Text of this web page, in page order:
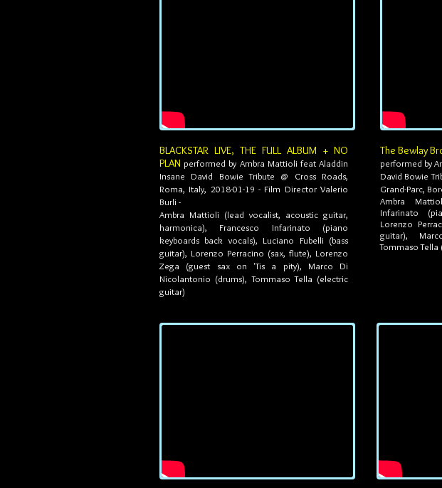
BLACKSTAR LIVE, THE FULL ALBUM + NO
PLAN performed by Ambra Mattioli feat Aladdin
Insane David Bowie Tribute @ Cross Roads,
Roma, Italy, 2018-01-19 - Film Director Valerio
Burli -
Ambra Mattioli (lead vocalist, acoustic guitar,
harmonica), Francesco Infarinato (piano
keyboards back vocals), Luciano Fubelli (bass
guitar), Lorenzo Perracino (sax, flute), Lorenzo
Zega (guest sax on 'Tis a pity), Marco Di
Nicolantonio (drums), Tommaso Tella (electric
guitar)
The Bewlay
performed by
David Bowie
Grand-Parc,
Ambra
Infarinato
Lorenzo
guitar),
Tommaso